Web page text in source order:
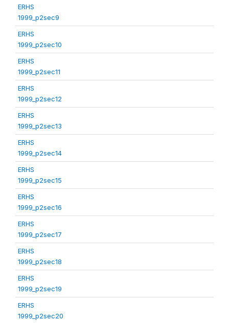
ERHS
1999_p2sec9
ERHS
1999_p2sec10
ERHS
1999_p2sec11
ERHS
1999_p2sec12
ERHS
1999_p2sec13
ERHS
1999_p2sec14
ERHS
1999_p2sec15
ERHS
1999_p2sec16
ERHS
1999_p2sec17
ERHS
1999_p2sec18
ERHS
1999_p2sec19
ERHS
1999_p2sec20